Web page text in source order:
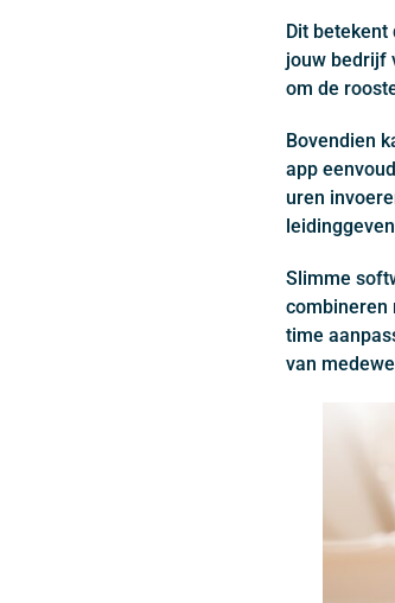
Dit
jouw bedrijf
om de
Bovendien
app
uren
Slimme
combineren
time
van